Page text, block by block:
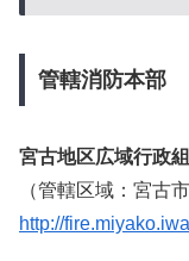
管轄消防本部
宮古地区広域行政
（管轄区域：宮古
http://